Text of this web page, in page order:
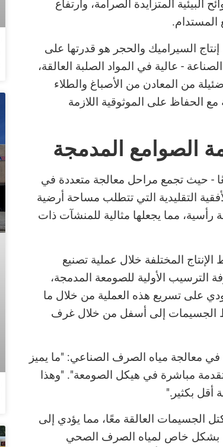
المتزايدة الصرامة، وارتفاع
المستدام.
السيراميك والحجر هو قدرتها على
- عالية في المواد الصلبة العالقة،
من المعادن من الأصباغ والطلاء
الحفاظ على الموثوقية اللازمة
الصوامع المدمجة
- حيث تجمع مراحل معالجة متعددة في
التقليدية التي تتطلب مساحة أرضية
مما يجعلها مثالية للمنشآت ذات
المختلفة خلال عملية تصنيع
الأولية للصومعة المدمجة،
على تسريع هذه العملية من خلال ما
الجسيمات إلى أسفل من خلال غرف
معالجة مياه الصرف الصناعي: "ما يميز
مباشرة في هيكل الصومعة". "وهذا
أقل بكثير."
الجسيمات العالقة معًا، مما يؤدي إلى
بشكل خاص لمياه الصرف الصحي